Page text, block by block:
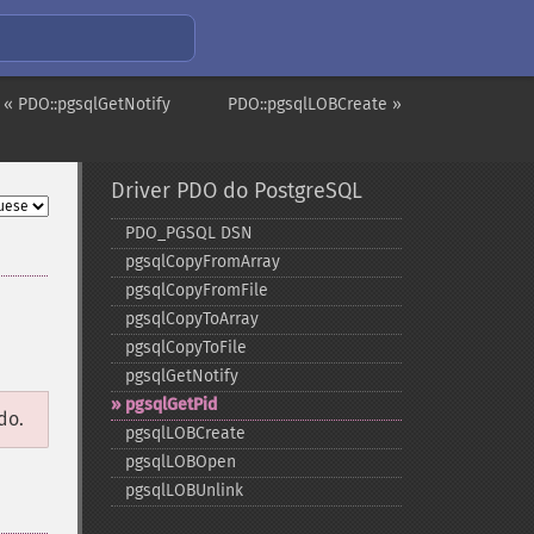
PDO::pgsqlLOBCreate »
« PDO::pgsqlGetNotify
Driver PDO do PostgreSQL
PDO_​PGSQL DSN
pgsqlCopyFromArray
pgsqlCopyFromFile
pgsqlCopyToArray
pgsqlCopyToFile
pgsqlGetNotify
pgsqlGetPid
pgsqlLOBCreate
pgsqlLOBOpen
pgsqlLOBUnlink